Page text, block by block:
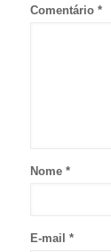
Comentário *
Nome *
E-mail *